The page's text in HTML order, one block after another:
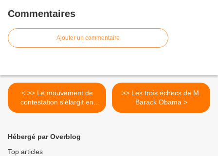
Commentaires
Ajouter un commentaire
< >> Le mouvement de
contestation s'élargit en
Israël
>> Les trois échecs de M.
Barack Obama‏ >
Hébergé par Overblog
Top articles